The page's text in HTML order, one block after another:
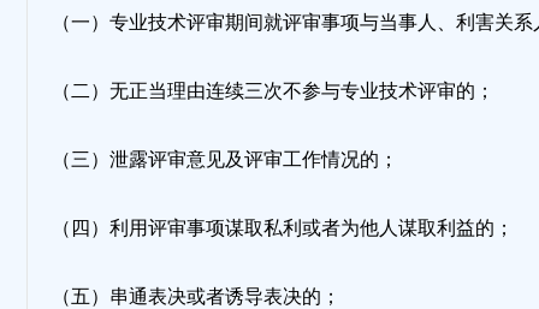
（一）专业技术评审期间就评审事项与当事人、利害关
（二）无正当理由连续三次不参与专业技术评审的；
（三）泄露评审意见及评审工作情况的；
（四）利用评审事项谋取私利或者为他人谋取利益的；
（五）串通表决或者诱导表决的；